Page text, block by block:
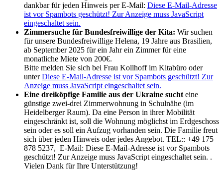
dankbar für jeden Hinweis per E-Mail: Diese E-Mail-Adresse
ist vor Spambots geschützt! Zur Anzeige muss JavaScript
eingeschaltet sein.
Zimmersuche für Bundesfreiwillige der Kita: Wir suchen
für unsere Bundesfreiwillige Helena, 19 Jahre aus Brasilien,
ab September 2025 für ein Jahr ein Zimmer für eine
monatliche Miete von 200€.
Bitte melden Sie sich bei Frau Kollhoff im Kitabüro oder
unterDiese E-Mail-Adresse ist vor Spambots geschützt! Zur
Anzeige muss JavaScript eingeschaltet sein.
Eine dreiköpfige Familie aus der Ukraine suchteine
günstige zwei-drei Zimmerwohnung in Schulnähe (im
Heidelberger Raum). Da eine Person in ihrer Mobilität
eingeschränkt ist, soll die Wohnung möglichst im Erdgeschoss
sein oder es soll ein Aufzug vorhanden sein. Die Familie freut
sich über jeden Hinweis oder jedes Angebot. TEL:: +49 175
878 5237, E-Mail: Diese E-Mail-Adresse ist vor Spambots
geschützt! Zur Anzeige muss JavaScript eingeschaltet sein. .
Vielen Dank für Ihre Unterstützung!